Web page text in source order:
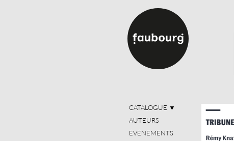
CATALOGUE ▼
AUTEURS
ÉVÉNEMENTS